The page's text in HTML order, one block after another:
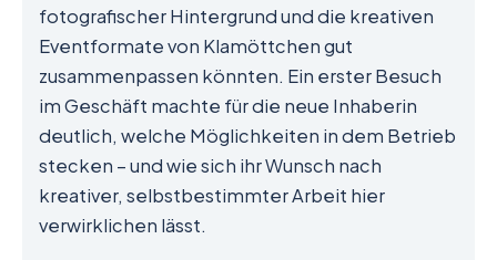
fotografischer Hintergrund und die kreativen
Eventformate von Klamöttchen gut
zusammenpassen könnten. Ein erster Besuch
im Geschäft machte für die neue Inhaberin
deutlich, welche Möglichkeiten in dem Betrieb
stecken – und wie sich ihr Wunsch nach
kreativer, selbstbestimmter Arbeit hier
verwirklichen lässt.